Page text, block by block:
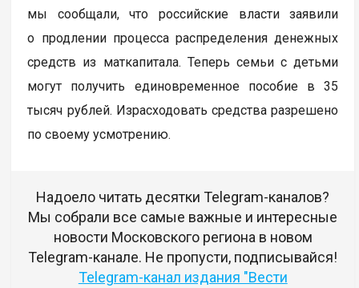
мы сообщали, что российские власти заявили
о продлении процесса распределения денежных
средств из маткапитала. Теперь семьи с детьми
могут получить единовременное пособие в 35
тысяч рублей. Израсходовать средства разрешено
по своему усмотрению.
Надоело читать десятки Telegram-каналов?
Мы собрали все самые важные и интересные
новости Московского региона в новом
Telegram-канале. Не пропусти, подписывайся!
Telegram-канал издания "Вести